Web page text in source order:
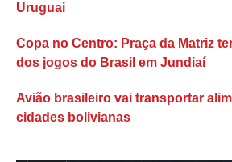
Uruguai
Copa no Centro: Praça da Matriz
dos jogos do Brasil em Jundiaí
Avião brasileiro vai transportar
cidades bolivianas